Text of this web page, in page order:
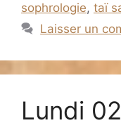
sophrologie, taï
Laisser un
Lundi